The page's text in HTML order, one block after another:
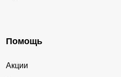
Помощь
Акции